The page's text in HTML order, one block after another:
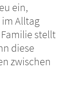
ein,
Alltag
stellt
diese
zwischen